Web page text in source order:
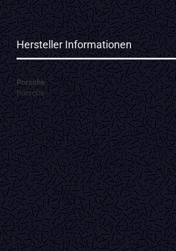
Hersteller Informationen
Porsche
Porsche